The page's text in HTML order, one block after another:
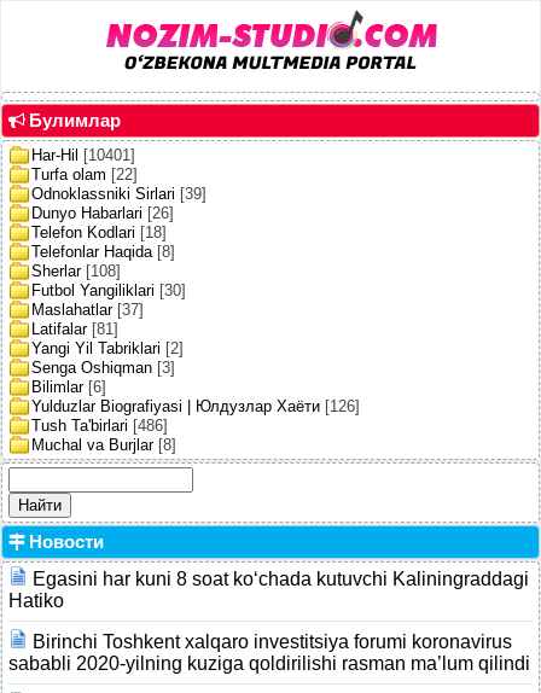
Булимлар
Har-Hil
[10401]
Turfa olam [22]
Odnoklassniki Sirlari [39]
Dunyo Habarlari [26]
Telefon Kodlari [18]
Telefonlar Haqida [8]
Sherlar [108]
Futbol Yangiliklari [30]
Maslahatlar [37]
Latifalar [81]
Yangi Yil Tabriklari [2]
Senga Oshiqman [3]
Bilimlar [6]
Yulduzlar Biografiyasi | Юлдузлар Хаёти [126]
Tush Ta'birlari [486]
Muchal va Burjlar [8]
Новости
Egasini har kuni 8 soat ko‘chada kutuvchi Kaliningraddagi
Hatiko
Birinchi Toshkent xalqaro investitsiya forumi koronavirus
sababli 2020-yilning kuziga qoldirilishi rasman ma’lum qilindi